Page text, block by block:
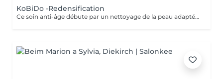
KoBiDo -Redensification
Ce soin anti-âge débute par un nettoyage de la peau adapté, puis agit en profondeur grâce au massage KoBiDo sur le visage et le cou, pour retrouver une peau tonifiée et lissée. La durée de la prestation (60min) inclut l'installation et le temps de relaxation intégré à nos soins (10min).